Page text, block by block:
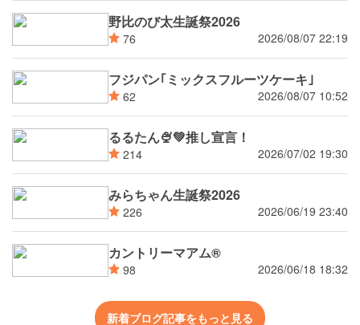
野比のび太生誕祭2026
76 2026/08/07 22:19
フジパン｢ミックスフルーツケーキ｣
62 2026/08/07 10:52
るるたん🍨‪💚推し宣言！
214 2026/07/02 19:30
みらちゃん生誕祭2026
226 2026/06/19 23:40
カントリーマアム®
98 2026/06/18 18:32
新着ブログ記事をもっと見る